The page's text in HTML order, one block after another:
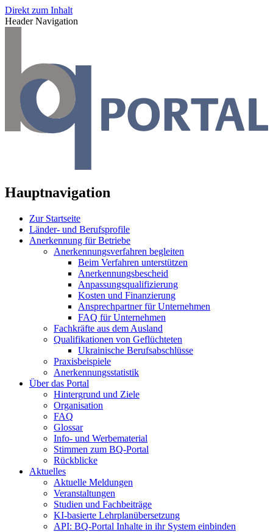
Direkt zum Inhalt
Header Navigation
Hauptnavigation
Zur Startseite
Länder- und Berufsprofile
Anerkennung für Betriebe
Anerkennungsverfahren begleiten
Beim Verfahren unterstützen
Anerkennungsbescheid
Anpassungsqualifizierung
Kosten und Finanzierung
Ansprechpartner für Unternehmen
FAQ für Unternehmen
Fachkräfte aus dem Ausland
Qualifikationen von Geflüchteten
Ukrainische Berufsabschlüsse
Praxisbeispiele
Anerkennungsstatistik
Über das Portal
Hintergrund und Ziele
Organisation
FAQ
Glossar
Info- und Werbematerial
Stimmen zum BQ-Portal
Rückblicke
Aktuelles
Aktuelle Meldungen
Veranstaltungen
Studien und Fachbeiträge
KI-basierte Lehrplanübersetzung
API: BQ-Portal Inhalte in ihr System einbinden